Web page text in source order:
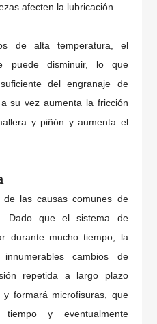
afecten la lubricación.
de alta temperatura, el
puede disminuir, lo que
del engranaje de
su vez aumenta la fricción
y piñón y aumenta el
las causas comunes de
Dado que el sistema de
durante mucho tiempo, la
innumerables cambios de
repetida a largo plazo
formará microfisuras, que
y eventualmente